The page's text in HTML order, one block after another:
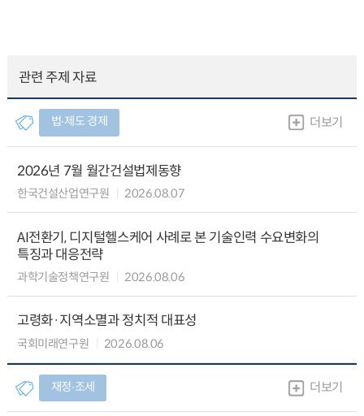
관련 주제 자료
법∙제도 경제 더보기
2026년 7월 월간건설법제동향
한국건설산업연구원 2026.08.07
AI전환기, 디지털헬스케어 사례로 본 기술인력 수요변화의
특징과 대응전략
과학기술정책연구원 2026.08.06
고령화·지역소멸과 정치적 대표성
국회미래연구원 2026.08.06
재정∙조세 더보기